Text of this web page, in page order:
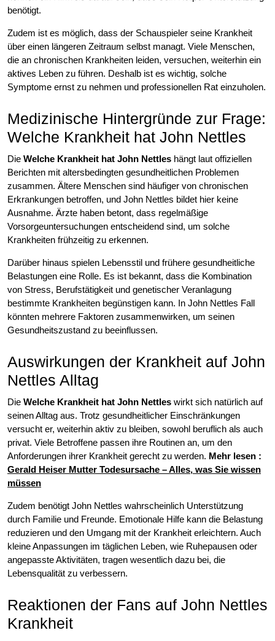
benötigt.
Zudem ist es möglich, dass der Schauspieler seine Krankheit
über einen längeren Zeitraum selbst managt. Viele Menschen,
die an chronischen Krankheiten leiden, versuchen, weiterhin ein
aktives Leben zu führen. Deshalb ist es wichtig, solche
Symptome ernst zu nehmen und professionellen Rat einzuholen.
Medizinische Hintergründe zur Frage:
Welche Krankheit hat John Nettles
Die Welche Krankheit hat John Nettles hängt laut offiziellen
Berichten mit altersbedingten gesundheitlichen Problemen
zusammen. Ältere Menschen sind häufiger von chronischen
Erkrankungen betroffen, und John Nettles bildet hier keine
Ausnahme. Ärzte haben betont, dass regelmäßige
Vorsorgeuntersuchungen entscheidend sind, um solche
Krankheiten frühzeitig zu erkennen.
Darüber hinaus spielen Lebensstil und frühere gesundheitliche
Belastungen eine Rolle. Es ist bekannt, dass die Kombination
von Stress, Berufstätigkeit und genetischer Veranlagung
bestimmte Krankheiten begünstigen kann. In John Nettles Fall
könnten mehrere Faktoren zusammenwirken, um seinen
Gesundheitszustand zu beeinflussen.
Auswirkungen der Krankheit auf John
Nettles Alltag
Die Welche Krankheit hat John Nettles wirkt sich natürlich auf
seinen Alltag aus. Trotz gesundheitlicher Einschränkungen
versucht er, weiterhin aktiv zu bleiben, sowohl beruflich als auch
privat. Viele Betroffene passen ihre Routinen an, um den
Anforderungen ihrer Krankheit gerecht zu werden. Mehr lesen :
Gerald Heiser Mutter Todesursache – Alles, was Sie wissen
müssen
Zudem benötigt John Nettles wahrscheinlich Unterstützung
durch Familie und Freunde. Emotionale Hilfe kann die Belastung
reduzieren und den Umgang mit der Krankheit erleichtern. Auch
kleine Anpassungen im täglichen Leben, wie Ruhepausen oder
angepasste Aktivitäten, tragen wesentlich dazu bei, die
Lebensqualität zu verbessern.
Reaktionen der Fans auf John Nettles
Krankheit